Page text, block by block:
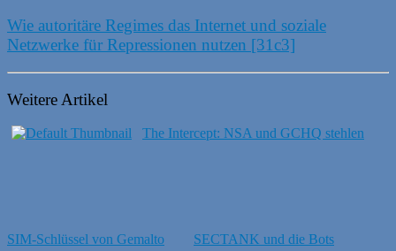
Wie autoritäre Regimes das Internet und soziale
Netzwerke für Repressionen nutzen [31c3]
Weitere Artikel
The Intercept: NSA und GCHQ stehlen
SIM-Schlüssel von Gemalto
SECTANK und die Bots